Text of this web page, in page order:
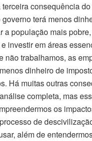
consequência
terá menos
a população mais
investir em áreas
não trabalhamos, as
dinheiro de
Há muitas outras
completa, mas
os
de
além de